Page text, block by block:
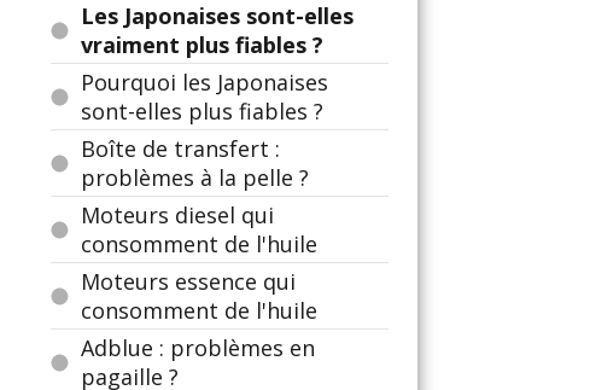
Les Japonaises sont-elles
vraiment plus fiables ?
Pourquoi les Japonaises
sont-elles plus fiables ?
Boîte de transfert :
problèmes à la pelle ?
Moteurs diesel qui
consomment de l'huile
Moteurs essence qui
consomment de l'huile
Adblue : problèmes en
pagaille ?